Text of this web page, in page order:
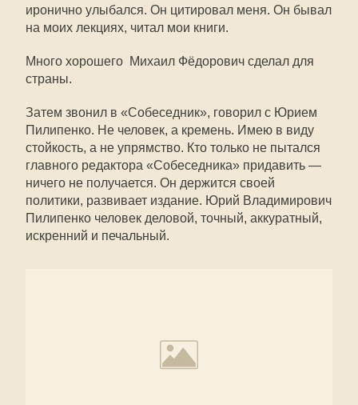
иронично улыбался. Он цитировал меня. Он бывал
на моих лекциях, читал мои книги.
Много хорошего Михаил Фёдорович сделал для
страны.
Затем звонил в «Собеседник», говорил с Юрием
Пилипенко. Не человек, а кремень. Имею в виду
стойкость, а не упрямство. Кто только не пытался
главного редактора «Собеседника» придавить —
ничего не получается. Он держится своей
политики, развивает издание. Юрий Владимирович
Пилипенко человек деловой, точный, аккуратный,
искренний и печальный.